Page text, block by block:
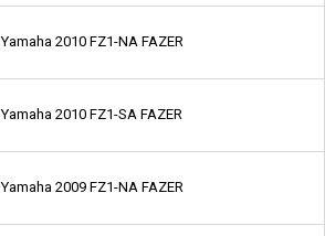
Yamaha 2010 FZ1-NA FAZER
Yamaha 2010 FZ1-SA FAZER
Yamaha 2009 FZ1-NA FAZER